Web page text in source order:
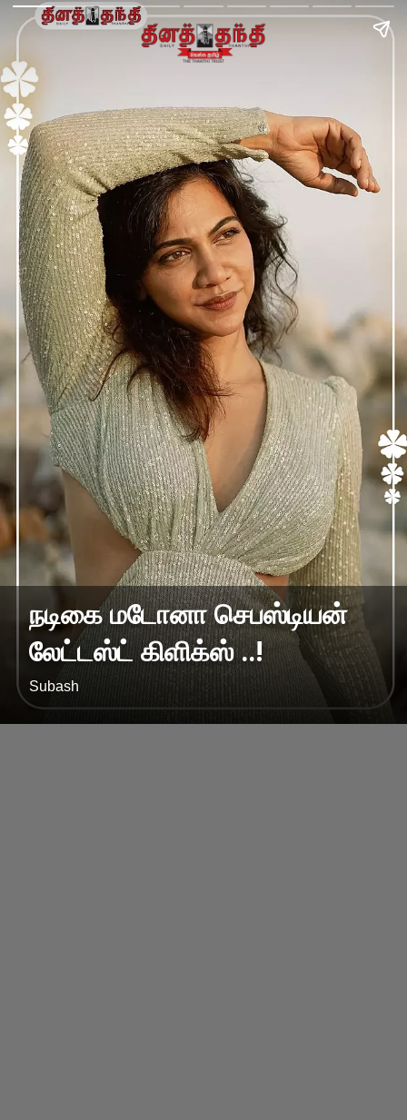
நடிகை மடோனா செபஸ்டியன்
லேட்டஸ்ட் கிளிக்ஸ் ..!
Subash